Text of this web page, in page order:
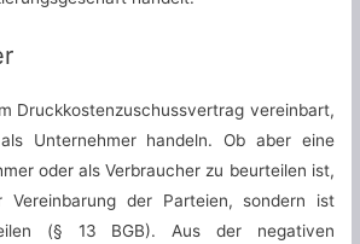
Druckkostenzuschussvertrag vereinbart,
Unternehmer handeln. Ob aber eine
oder als Verbraucher zu beurteilen ist,
Vereinbarung der Parteien, sondern ist
(§ 13 BGB). Aus der negativen